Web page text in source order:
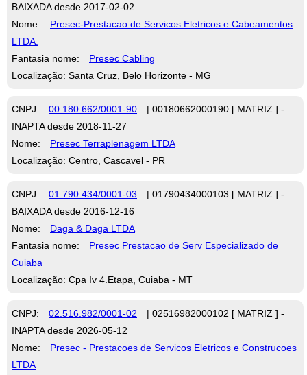
BAIXADA desde 2017-02-02
Nome:
Presec-Prestacao de Servicos Eletricos e Cabeamentos
LTDA.
Fantasia nome:
Presec Cabling
Localização: Santa Cruz, Belo Horizonte - MG
CNPJ: 00.180.662/0001-90
| 00180662000190 [ MATRIZ ] -
INAPTA desde 2018-11-27
Nome:
Presec Terraplenagem LTDA
Localização: Centro, Cascavel - PR
CNPJ: 01.790.434/0001-03
| 01790434000103 [ MATRIZ ] -
BAIXADA desde 2016-12-16
Nome:
Daga & Daga LTDA
Fantasia nome:
Presec Prestacao de Serv Especializado de
Cuiaba
Localização: Cpa Iv 4.Etapa, Cuiaba - MT
CNPJ: 02.516.982/0001-02
| 02516982000102 [ MATRIZ ] -
INAPTA desde 2026-05-12
Nome:
Presec - Prestacoes de Servicos Eletricos e Construcoes
LTDA